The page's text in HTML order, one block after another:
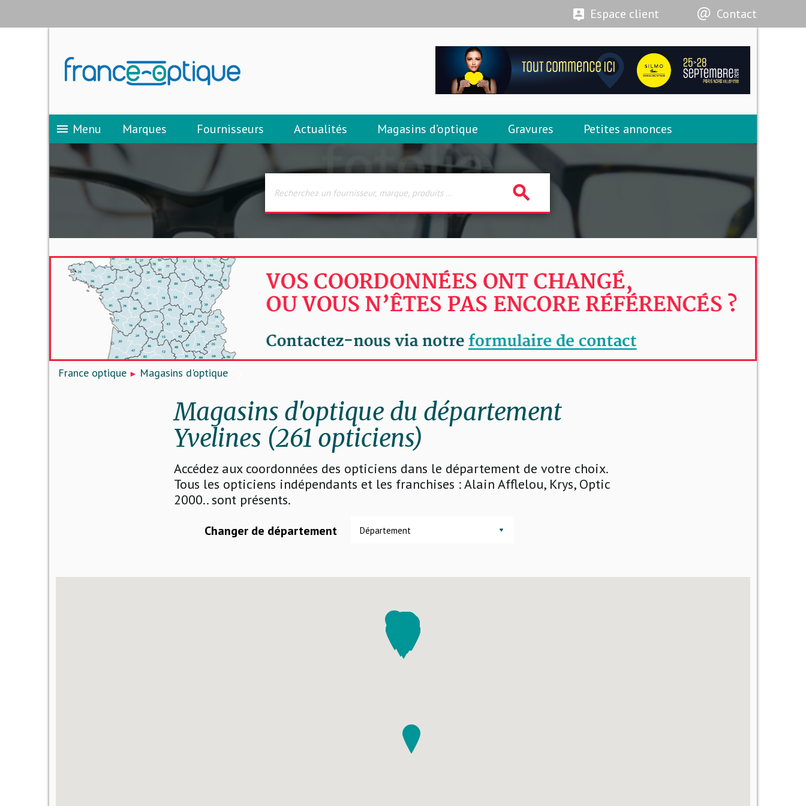
Espace client Contact
menu Menu Marques Fournisseurs Actualités Magasins d’optique Gravures Petites annonces
search
France optique Magasins d'optique
Magasins d'optique du département
Yvelines (261 opticiens)
Accédez aux coordonnées des opticiens dans le département de votre choix.
Tous les opticiens indépendants et les franchises : Alain Afflelou, Krys, Optic
2000.. sont présents.
Changer de département Département